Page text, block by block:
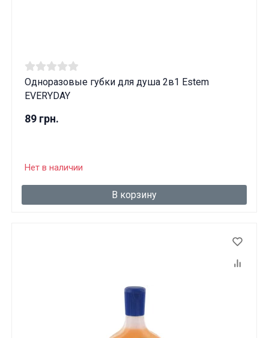
Одноразовые губки для душа 2в1 Estem
EVERYDAY
89 грн.
Нет в наличии
В корзину